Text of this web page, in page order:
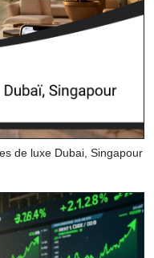
de luxe Dubai, Singapour